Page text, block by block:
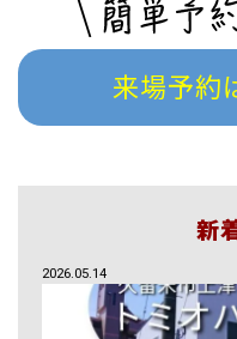
来場予約
新
2026.05.14